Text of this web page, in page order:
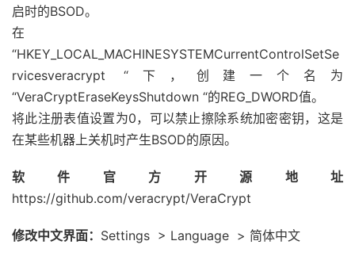
启时的BSOD。
在
“HKEY_LOCAL_MACHINESYSTEMCurrentControlSetSe
rvicesveracrypt “下，创建一个名为
“VeraCryptEraseKeysShutdown “的REG_DWORD值。
将此注册表值设置为0，可以禁止擦除系统加密密钥，这是
在某些机器上关机时产生BSOD的原因。
软件官方开源地址
https://github.com/veracrypt/VeraCrypt
修改中文界面： Settings > Language > 简体中文